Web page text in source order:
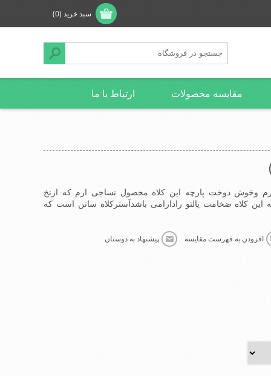
سبد خرید (0)
مقایسه محصولات ارتباط با ما
فرم وخوش دوخت پارچه این کلاه محصول نساجی ارم که ازنخ
کلاه ضخامت پالتو رادارامی باشدآسترکلاه ساتن است که
افزودن به فهرست مقایسه پیشنهاد به دوستان